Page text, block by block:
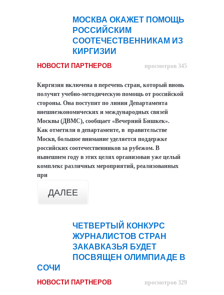
МОСКВА ОКАЖЕТ ПОМОЩЬ
РОССИЙСКИМ
СООТЕЧЕСТВЕННИКАМ ИЗ
КИРГИЗИИ
НОВОСТИ ПАРТНЕРОВ просмотров 345
Киргизия включена в перечень стран, который вновь
получит учебно-методическую помощь от российской
стороны. Она поступит по линии Департамента
внешнеэкономических и международных связей
Москвы (ДВМС), сообщает «Вечерний Бишкек».
Как отметили в департаменте, в правительстве
Москв, большое внимание уделяется поддержке
российских соотечественников за рубежом. В
нынешнем году в этих целях организован уже целый
комплекс различных мероприятий, реализованных
при
ДАЛЕЕ
ЧЕТВЕРТЫЙ КОНКУРС
ЖУРНАЛИСТОВ СТРАН
ЗАКАВКАЗЬЯ БУДЕТ
ПОСВЯЩЕН ОЛИМПИАДЕ В
СОЧИ
НОВОСТИ ПАРТНЕРОВ просмотров 329